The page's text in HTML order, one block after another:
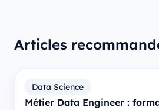
Articles
Data Science
Métier Data Engineer :